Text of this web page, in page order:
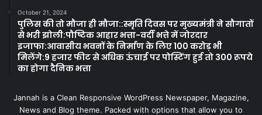
October 21, 2024
पुलिस की तो मौजा ही मौजा::स्मृति दिवस पर मुख्यमंत्री ने सौगातों
से भरी झोली:पौष्टिक आहार भत्ता-वर्दी भत्ते में जोरदार
इजाफा:आवासीय भवनों के निर्माण के लिए 100 करोड़ भी
मिलेंगे:9 हजार फीट से अधिक ऊंचाई पर पोस्टिंग हुई तो 300 रूपये
का होगा दैनिक भत्ता
Jannah is a Clean Responsive WordPress Newspaper, Magazine,
News and Blog theme. Packed with options that allow you to